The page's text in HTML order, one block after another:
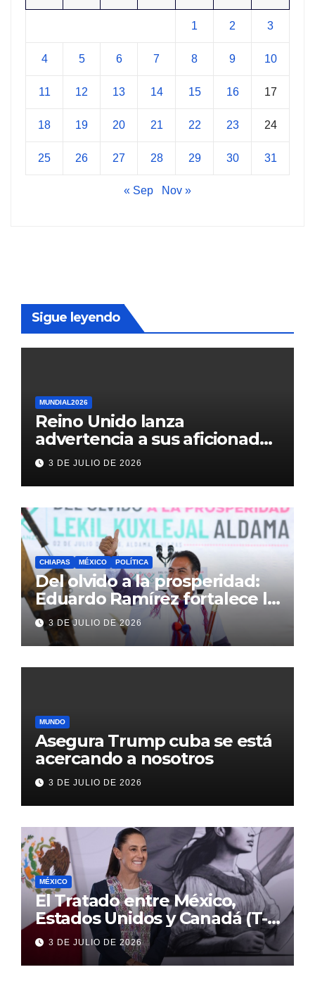
1 2 3
4 5 6 7 8 9 10
11 12 13 14 15 16 17
18 19 20 21 22 23 24
25 26 27 28 29 30 31
« Sep Nov »
Sigue leyendo
MUNDIAL2026
Reino Unido lanza
advertencia a sus aficionados
antes del México vs
Inglaterra en el Mundial 2026
3 DE JULIO DE 2026
CHIAPAS MÉXICO POLÍTICA
Del olvido a la prosperidad:
Eduardo Ramírez fortalece la
transformación de Aldama
con inversión histórica
3 DE JULIO DE 2026
MUNDO
Asegura Trump cuba se está
acercando a nosotros
3 DE JULIO DE 2026
MÉXICO
El Tratado entre México,
Estados Unidos y Canadá (T-
MEC) se mantiene hasta el
2036: Presidenta Claudia
Sheinbaum
3 DE JULIO DE 2026